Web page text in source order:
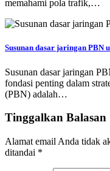
memahami pola trafik,…
Susunan dasar jaringan PBN
Susunan dasar jaringan
fondasi penting dalam
(PBN) adalah…
Tinggalkan Balasan
Alamat email Anda tidak
ditandai *